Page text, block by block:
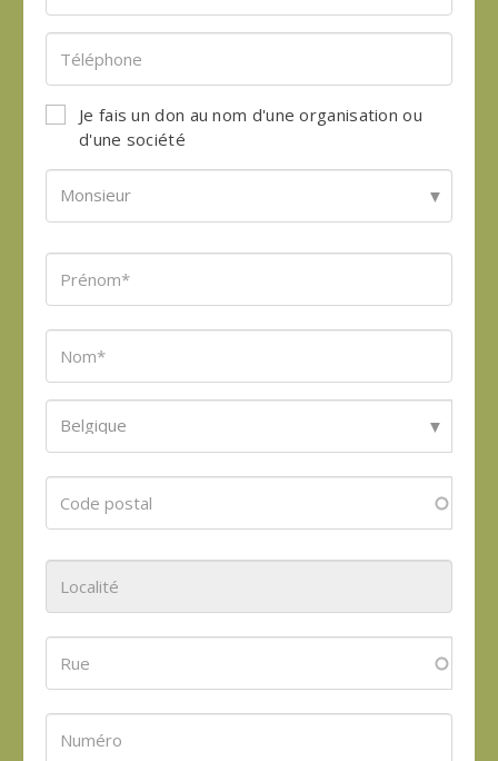
Je fais un don au nom d'une organisation ou
d'une société